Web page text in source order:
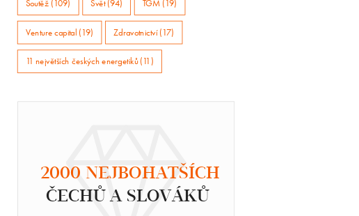
Soutěž (109) Svět (94) TGM (19)
Venture capital (19) Zdravotnictví (17)
11 největších českých energetiků (11)
2000 NEJBOHATŠÍCH
ČECHŮ A SLOVÁKŮ